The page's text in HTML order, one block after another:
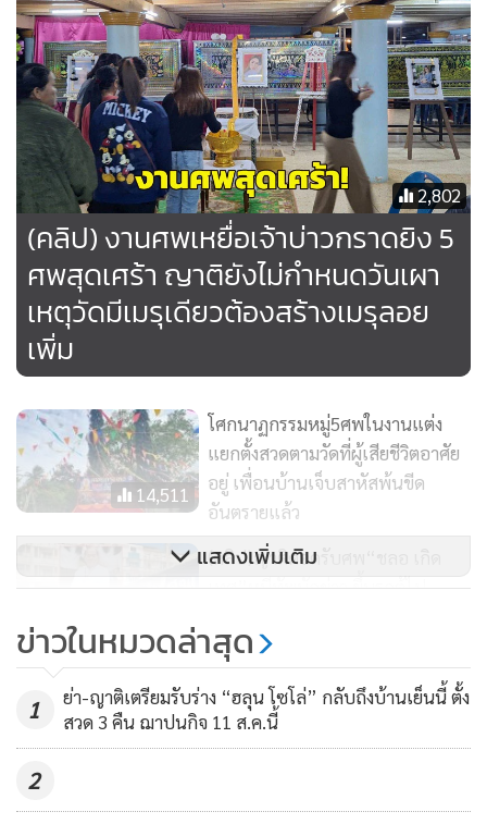
2,802
(คลิป) งานศพเหยื่อเจ้าบ่าวกราดยิง 5
ศพสุดเศร้า ญาติยังไม่กำหนดวันเผา
เหตุวัดมีเมรุเดียวต้องสร้างเมรุลอย
เพิ่ม
14,511
โศกนาฏกรรมหมู่5ศพในงานแต่ง
แยกตั้งสวดตามวัดที่ผู้เสียชีวิตอาศัย
อยู่ เพื่อนบ้านเจ็บสาหัสพ้นขีด
อันตรายแล้ว
(คลิป)ญาติดอดรับศพ“ชลอ เกิด
เทศ”หนีทัพนักข่าว ขึ้นรถตู้ไป
ฌาปนกิจ 2 ธ.ค.
(คลิป)เพื่อนบ้านเผยนาทีวิวาห์
มรณะ! เจ้าบ่าวรัว 6 นัดดับ 5 ศพ
ญาตินิมนต์พระเชิญดวงวิญญาณผู้
แสดงเพิ่มเติม
ข่าวในหมวดล่าสุด
1
ย่า-ญาติเตรียมรับร่าง “ฮลุน โซโล่” กลับถึงบ้านเย็นนี้ ตั้ง
สวด 3 คืน ฌาปนกิจ 11 ส.ค.นี้
2